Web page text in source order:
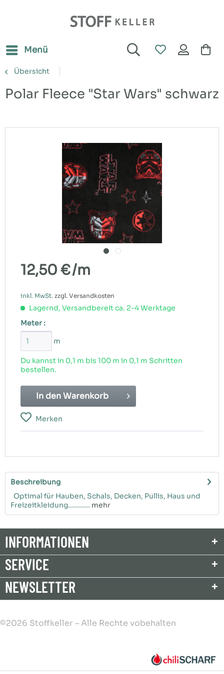
Menü
Übersicht
Polar Fleece "Star Wars" schwarz
12,50 €/m
inkl. MwSt. zzgl. Versandkosten
Lagernd, Versandbereit ca. 2-4 Werktage
Meter :
m
Du kannst in 0,1 m bis 100 m in 0,1 m Schritten
bestellen.
In den Warenkorb
Merken
Beschreibung
Optimal für Hauben, Schals, Decken, Pullis, Haus und
Freizeitkleidung........... mehr
INFORMATIONEN
SERVICE
NEWSLETTER
©2026 Stoffkeller – Alle Rechte vobehalten